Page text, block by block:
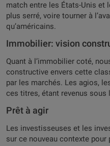
match entre les États-Unis et
plus serré, voire tourner à
qu’américains.
Immobilier: vision
Quant à l’immobilier coté,
constructive envers cette
par les marchés. Les agios,
ces titres, étant revenus sous
Prêt à agir
Les investisseuses et les
sur ce nouveau contexte